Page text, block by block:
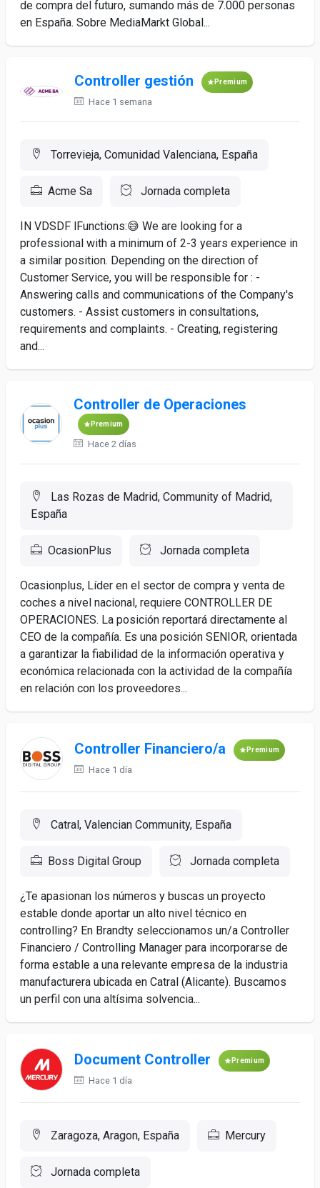
de compra del futuro, sumando más de 7.000 personas
en España. Sobre MediaMarkt Global...
Controller gestión Premium
Hace 1 semana
Torrevieja, Comunidad Valenciana, España
Acme Sa Jornada completa
IN VDSDF lFunctions:😅 We are looking for a
professional with a minimum of 2-3 years experience in
a similar position. Depending on the direction of
Customer Service, you will be responsible for : -
Answering calls and communications of the Company's
customers. - Assist customers in consultations,
requirements and complaints. - Creating, registering
and...
Controller de Operaciones
Premium
Hace 2 días
Las Rozas de Madrid, Community of Madrid,
España
OcasionPlus Jornada completa
Ocasionplus, Líder en el sector de compra y venta de
coches a nivel nacional, requiere CONTROLLER DE
OPERACIONES. La posición reportará directamente al
CEO de la compañía. Es una posición SENIOR, orientada
a garantizar la fiabilidad de la información operativa y
económica relacionada con la actividad de la compañía
en relación con los proveedores...
Controller Financiero/a Premium
Hace 1 día
Catral, Valencian Community, España
Boss Digital Group Jornada completa
¿Te apasionan los números y buscas un proyecto
estable donde aportar un alto nivel técnico en
controlling? En Brandty seleccionamos un/a Controller
Financiero / Controlling Manager para incorporarse de
forma estable a una relevante empresa de la industria
manufacturera ubicada en Catral (Alicante). Buscamos
un perfil con una altísima solvencia...
Document Controller Premium
Hace 1 día
Zaragoza, Aragon, España Mercury
Jornada completa